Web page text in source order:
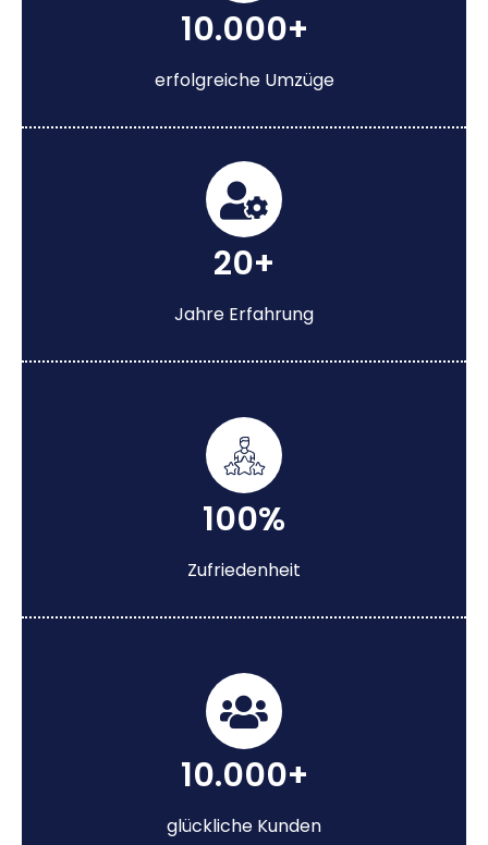
10.000+
erfolgreiche Umzüge
20+
Jahre Erfahrung
100%
Zufriedenheit
10.000+
glückliche Kunden